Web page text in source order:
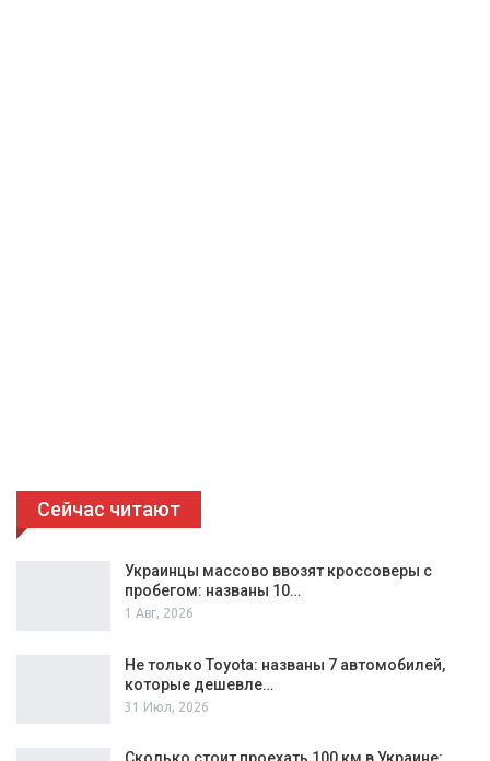
Сейчас читают
Украинцы массово ввозят кроссоверы с
пробегом: названы 10…
1 Авг, 2026
Не только Toyota: названы 7 автомобилей,
которые дешевле…
31 Июл, 2026